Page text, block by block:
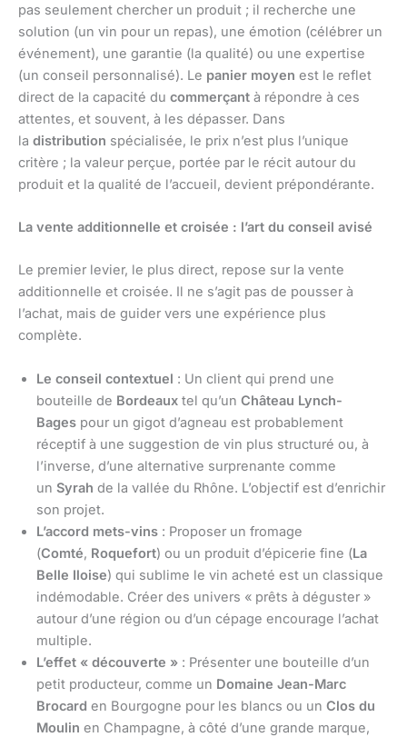
pas seulement chercher un produit ; il recherche une
solution (un vin pour un repas), une émotion (célébrer un
événement), une garantie (la qualité) ou une expertise
(un conseil personnalisé). Le panier moyen est le reflet
direct de la capacité du commerçant à répondre à ces
attentes, et souvent, à les dépasser. Dans
la distribution spécialisée, le prix n’est plus l’unique
critère ; la valeur perçue, portée par le récit autour du
produit et la qualité de l’accueil, devient prépondérante.
La vente additionnelle et croisée : l’art du conseil avisé
Le premier levier, le plus direct, repose sur la vente
additionnelle et croisée. Il ne s’agit pas de pousser à
l’achat, mais de guider vers une expérience plus
complète.
Le conseil contextuel : Un client qui prend une
bouteille de Bordeaux tel qu’un Château Lynch-
Bages pour un gigot d’agneau est probablement
réceptif à une suggestion de vin plus structuré ou, à
l’inverse, d’une alternative surprenante comme
un Syrah de la vallée du Rhône. L’objectif est d’enrichir
son projet.
L’accord mets-vins : Proposer un fromage
(Comté, Roquefort) ou un produit d’épicerie fine (La
Belle Iloise) qui sublime le vin acheté est un classique
indémodable. Créer des univers « prêts à déguster »
autour d’une région ou d’un cépage encourage l’achat
multiple.
L’effet « découverte » : Présenter une bouteille d’un
petit producteur, comme un Domaine Jean-Marc
Brocard en Bourgogne pour les blancs ou un Clos du
Moulin en Champagne, à côté d’une grande marque,